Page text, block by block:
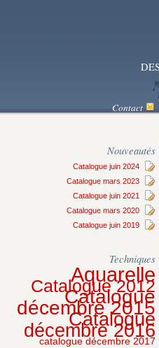
Contact
Nouveautés
Catalogue juin 2024
Catalogue mars 2023
Catalogue juin 2021
Catalogue mars 2020
Catalogue juin 2019
Techniques
Aquarelle
Catalogue 2012
Catalogue
décembre 2015
Catalogue
décembre 2016
catalogue décembre 2017